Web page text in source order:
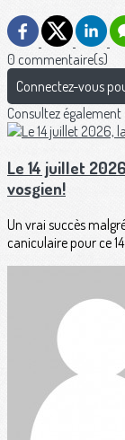
0 commentaire(s)
Connectez-vous
Consultez également
Le 14 juillet
vosgien!
Un vrai succès
caniculaire pour ce 14